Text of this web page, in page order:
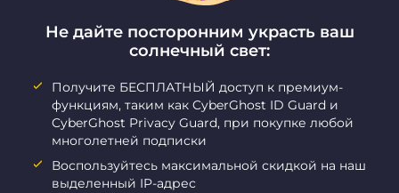
Не дайте посторонним украсть ваш
солнечный свет:
Получите БЕСПЛАТНЫЙ доступ к премиум-
функциям, таким как CyberGhost ID Guard и
CyberGhost Privacy Guard, при покупке любой
многолетней подписки
Воспользуйтесь максимальной скидкой на наш
выделенный IP-адрес